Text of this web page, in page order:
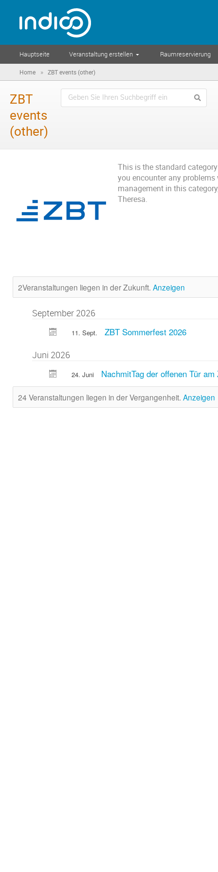
Hauptseite Veranstaltung erstellen Raumreservierung
Home » ZBT events (other)
ZBT
events
(other)
This is the standard
you encounter any problems
management in this
Theresa.
2Veranstaltungen liegen in der Zukunft. Anzeigen
September 2026
11. Sept. ZBT Sommerfest 2026
Juni 2026
24. Juni NachmitTag der offenen Tür am
24 Veranstaltungen liegen in der Vergangenheit. Anzeigen